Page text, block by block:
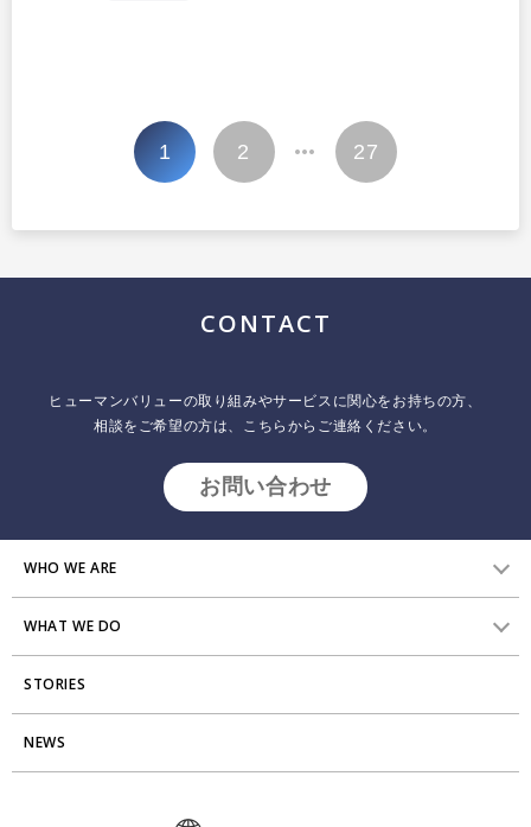
ペ
1 2 27
CONTACT
ヒューマンバリューの取り組みやサービスに関心をお持ちの方、
相談をご希望の方は、こちらからご連絡ください。
お問い合わせ
WHO WE ARE
HVからのメッセージ
研究員紹介
アクセス
WHAT WE DO
組織変革
エンゲージメント向上支援
STORIES
Stories
NEWS